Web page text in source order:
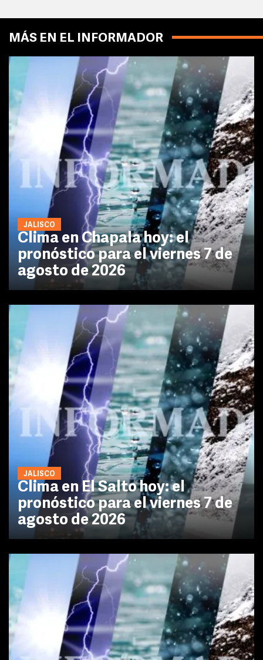
MÁS EN EL INFORMADOR
JALISCO
Clima en Chapala hoy: el
pronóstico para el viernes 7 de
agosto de 2026
JALISCO
Clima en El Salto hoy: el
pronóstico para el viernes 7 de
agosto de 2026